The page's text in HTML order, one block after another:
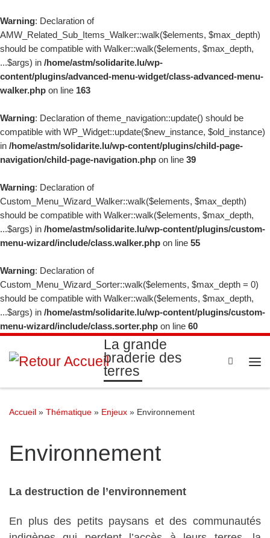
Warning: Declaration of
AMW_Related_Sub_Items_Walker::walk($elements, $max_depth)
should be compatible with Walker::walk($elements, $max_depth,
...$args) in /home/astm/solidarite.lu/wp-
content/plugins/advanced-menu-widget/class-advanced-menu-
walker.php on line 163
Warning: Declaration of theme_navigation::update() should be
compatible with WP_Widget::update($new_instance, $old_instance)
in /home/astm/solidarite.lu/wp-content/plugins/child-page-
navigation/child-page-navigation.php on line 39
Warning: Declaration of
Custom_Menu_Wizard_Walker::walk($elements, $max_depth)
should be compatible with Walker::walk($elements, $max_depth,
...$args) in /home/astm/solidarite.lu/wp-content/plugins/custom-
menu-wizard/include/class.walker.php on line 55
Warning: Declaration of
Custom_Menu_Wizard_Sorter::walk($elements, $max_depth = 0)
should be compatible with Walker::walk($elements, $max_depth,
...$args) in /home/astm/solidarite.lu/wp-content/plugins/custom-
menu-wizard/include/class.sorter.php on line 60
Passer au contenu
La grande
braderie des
terres
Search
Accueil » Thématique » Enjeux » Environnement
Environnement
La destruction de l’environnement
En plus des petits paysans et des communautés